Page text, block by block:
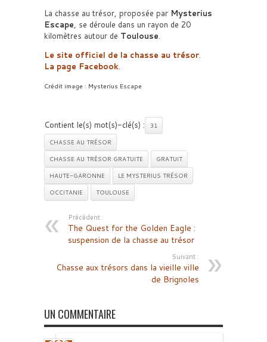
La chasse au trésor, proposée par Mysterius
Escape, se déroule dans un rayon de 20
kilomètres autour de Toulouse.
Le site officiel de la chasse au trésor.
La page Facebook.
Crédit image : Mysterius Escape
Contient le(s) mot(s)-clé(s) :
31
CHASSE AU TRÉSOR
CHASSE AU TRÉSOR GRATUITE
GRATUIT
HAUTE-GARONNE
LE MYSTERIUS TRÉSOR
OCCITANIE
TOULOUSE
Précédent :
The Quest for the Golden Eagle :
suspension de la chasse au trésor
Suivant :
Chasse aux trésors dans la vieille ville
de Brignoles
UN COMMENTAIRE